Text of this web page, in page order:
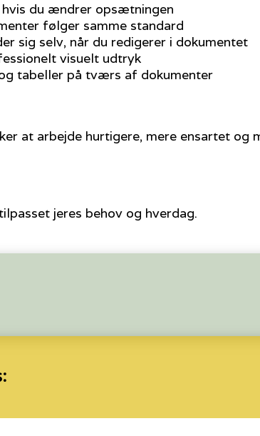
du ændrer opsætningen
følger samme standard
sig selv, når du redigerer i dokumentet
visuelt udtryk
tabeller på tværs af dokumenter
at arbejde hurtigere, mere ensartet og
jeres behov og hverdag.